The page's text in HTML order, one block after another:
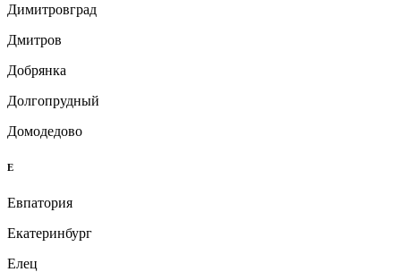
Димитровград
Дмитров
Добрянка
Долгопрудный
Домодедово
Е
Евпатория
Екатеринбург
Елец